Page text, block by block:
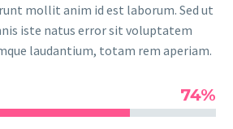
mollit anim id est laborum. Sed ut
iste natus error sit voluptatem
laudantium, totam rem aperiam.
74%